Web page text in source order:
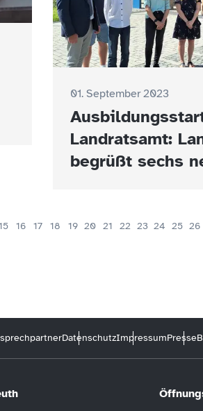
01. September 2023
Landratsamt:
begrüßt sechs
16 17 18 19 20 21 22 23 24 25 26
DatenschutzImpressumPresse